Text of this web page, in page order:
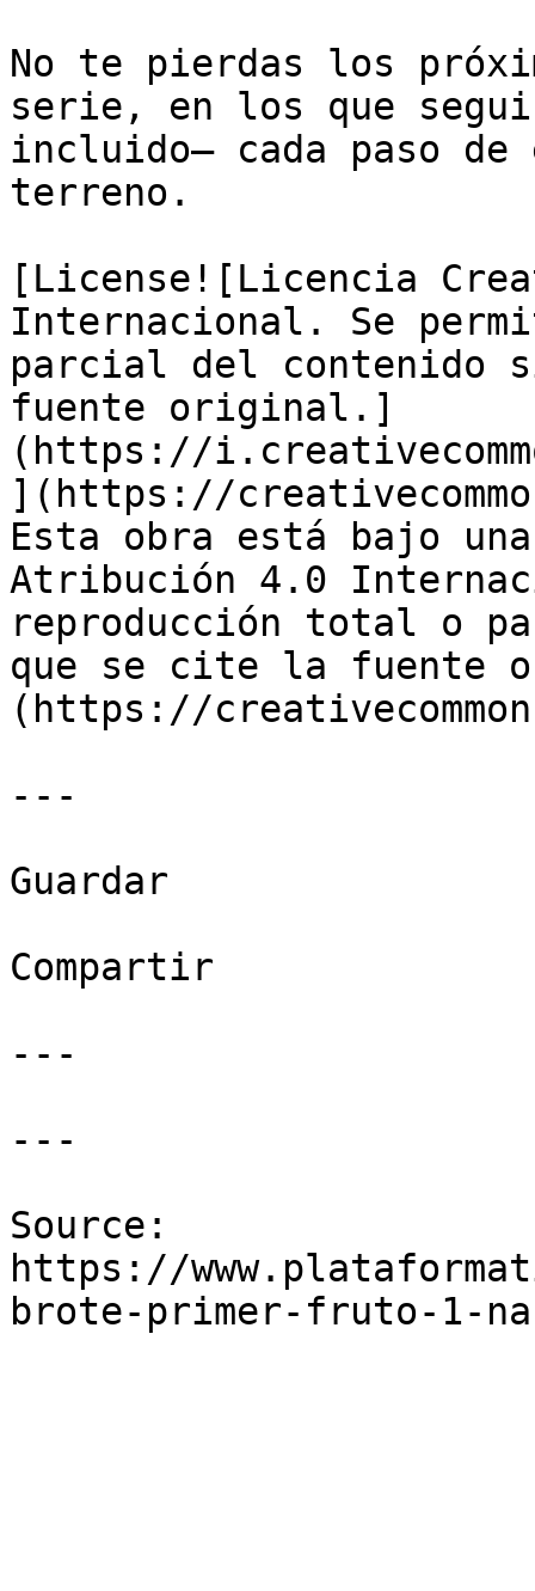
No te pierdas los
serie, en los que
incluido— cada paso
terreno.
[License![Licencia
Internacional. Se
parcial del contenido
fuente original.]
(https://
](https://
Esta obra está bajo
Atribución 4.0
reproducción total o
que se cite la fuente
(https://
---
Guardar
Compartir
---
---
Source:
https://